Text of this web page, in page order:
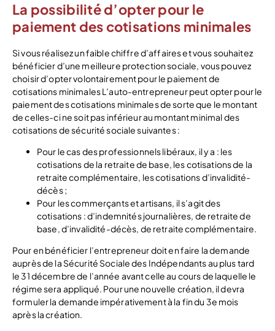
La possibilité d’opter pour le
paiement des cotisations minimales
Si vous réalisez un faible chiffre d’affaires et vous souhaitez
bénéficier d’une meilleure protection sociale, vous pouvez
choisir d’opter volontairement pour le paiement de
cotisations minimales L’auto-entrepreneur peut opter pour le
paiement des cotisations minimales de sorte que le montant
de celles-ci ne soit pas inférieur au montant minimal des
cotisations de sécurité sociale suivantes :
Pour le cas des professionnels libéraux, il y a : les
cotisations de la retraite de base, les cotisations de la
retraite complémentaire, les cotisations d’invalidité-
décès ;
Pour les commerçants et artisans, il s’agit des
cotisations : d’indemnités journalières, de retraite de
base, d’invalidité-décès, de retraite complémentaire.
Pour en bénéficier l’entrepreneur doit en faire la demande
auprès de la Sécurité Sociale des Indépendants au plus tard
le 31 décembre de l’année avant celle au cours de laquelle le
régime sera appliqué. Pour une nouvelle création, il devra
formuler la demande impérativement à la fin du 3e mois
après la création.